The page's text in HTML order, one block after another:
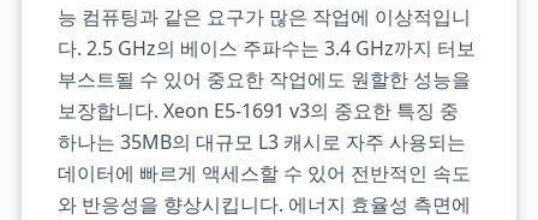
능 컴퓨팅과 같은 요구가 많은 작업에 이상적입니
다. 2.5 GHz의 베이스 주파수는 3.4 GHz까지 터보
부스트될 수 있어 중요한 작업에도 원할한 성능을
보장합니다. Xeon E5-1691 v3의 중요한 특징 중
하나는 35MB의 대규모 L3 캐시로 자주 사용되는
데이터에 빠르게 액세스할 수 있어 전반적인 속도
와 반응성을 향상시킵니다. 에너지 효율성 측면에